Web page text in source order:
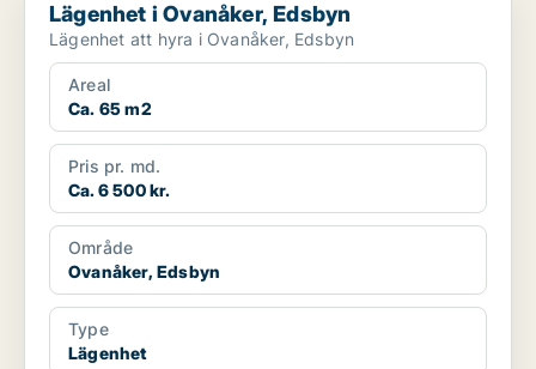
Lägenhet i Ovanåker, Edsbyn
Lägenhet att hyra i Ovanåker, Edsbyn
Areal
Ca. 65 m2
Pris pr. md.
Ca. 6 500 kr.
Område
Ovanåker, Edsbyn
Type
Lägenhet